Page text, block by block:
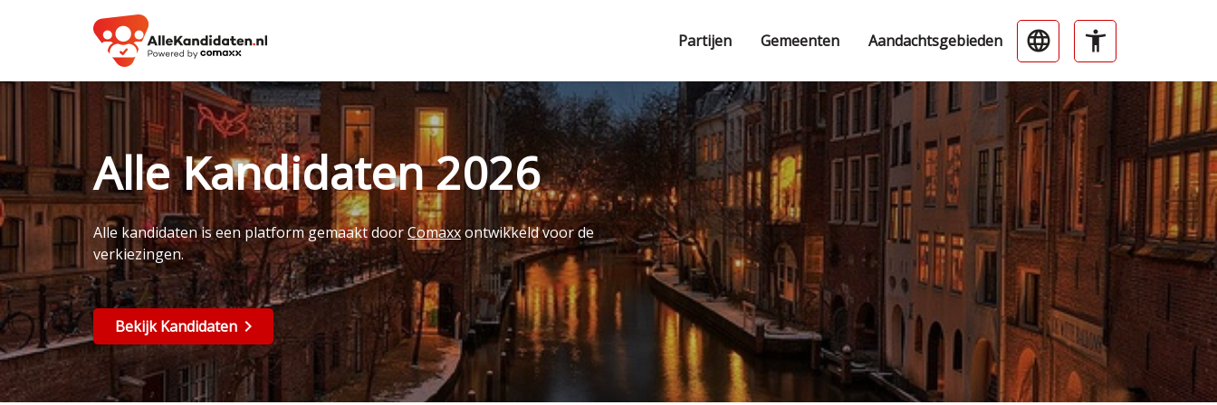
Partijen Gemeenten Aandachtsgebieden
Alle Kandidaten 2026
Alle kandidaten is een platform gemaakt doorComaxxontwikkeld voor de
verkiezingen.
Bekijk Kandidaten